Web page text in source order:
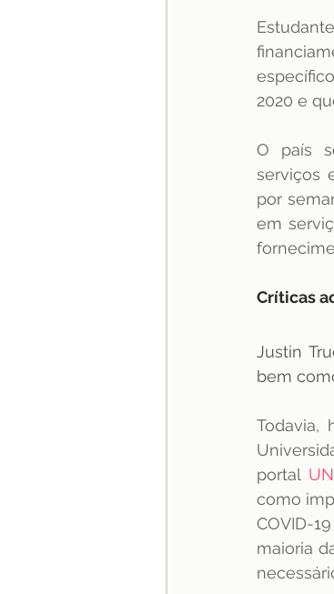
2020 e
O país
serviços
por
em
Críticas
Justin
bem
Todavia,
portal
como
COVID-
maioria